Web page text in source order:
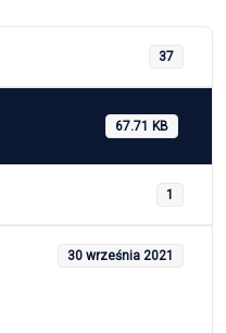
37
67.71 KB
1
30 września 2021